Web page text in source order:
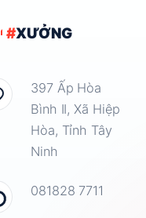
#XƯỞNG
397 Ấp Hòa
Bình II, Xã Hiệp
Hòa, Tỉnh Tây
Ninh
081828 7711